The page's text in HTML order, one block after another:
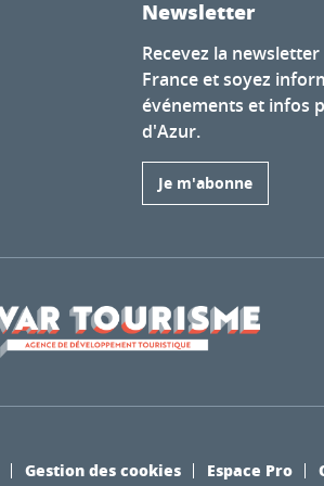
Newsletter
Recevez la
France et soyez
événements et infos
d'Azur.
Je m'abonne
Gestion des cookies Espace Pro